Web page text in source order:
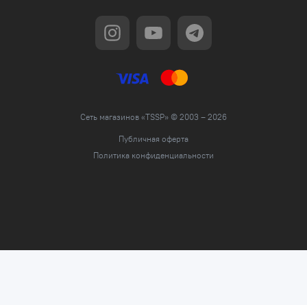
Сеть магазинов «TSSP» © 2003 – 2026
Публичная оферта
Политика конфиденциальности